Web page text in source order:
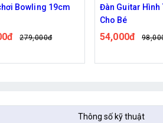
Đàn Guitar Hình Trái Cây
54,000đ 98,000đ
Bộ đồ
dành
Thông số kỹ thuật